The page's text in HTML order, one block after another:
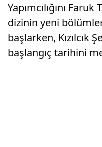
Yapımcılığını
dizinin yeni
başlarken, Kızılcık
başlangıç tarihini